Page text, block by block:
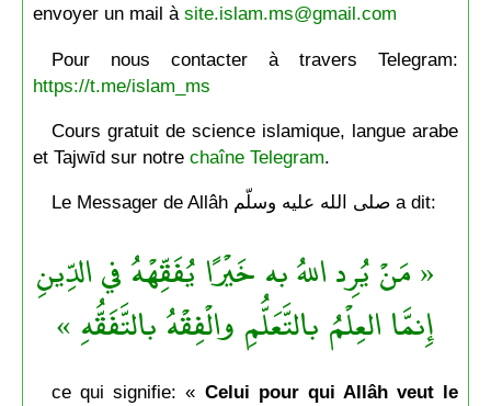
envoyer un mail à site.islam.ms@gmail.com
Pour nous contacter à travers Telegram:
https://t.me/islam_ms
Cours gratuit de science islamique, langue arabe
et Tajwīd sur notre chaîne Telegram.
Le Messager de Allâh صلى الله عليه وسلّم a dit:
« مَنْ يُرِد اللهُ به خَيْرًا يُفَقِّهْهُ في الدِّينِ
إِنمَّا العِلْمُ بالتَّعَلُّمِ والْفِقْهُ بالتَّفَقُّهِ »
ce qui signifie: « Celui pour qui Allâh veut le